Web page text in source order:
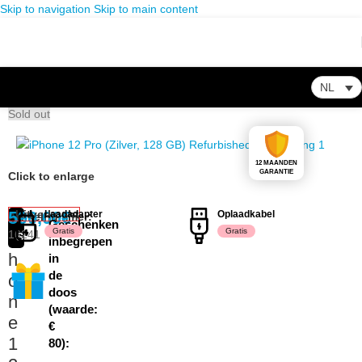
Skip to navigation Skip to main content
NL
iPhone 12 Pro
Sold out
Click to enlarge
12 MAANDEN
GARANTIE
i
P
h
o
n
e
1
Goede
Staat
Artikelnummer:
16241
590,00€
Uitverkocht
Geschenken
inbegrepen
in
de
doos
(waarde:
€
80):
Laadadapter
Gratis
Oplaadkabel
Gratis